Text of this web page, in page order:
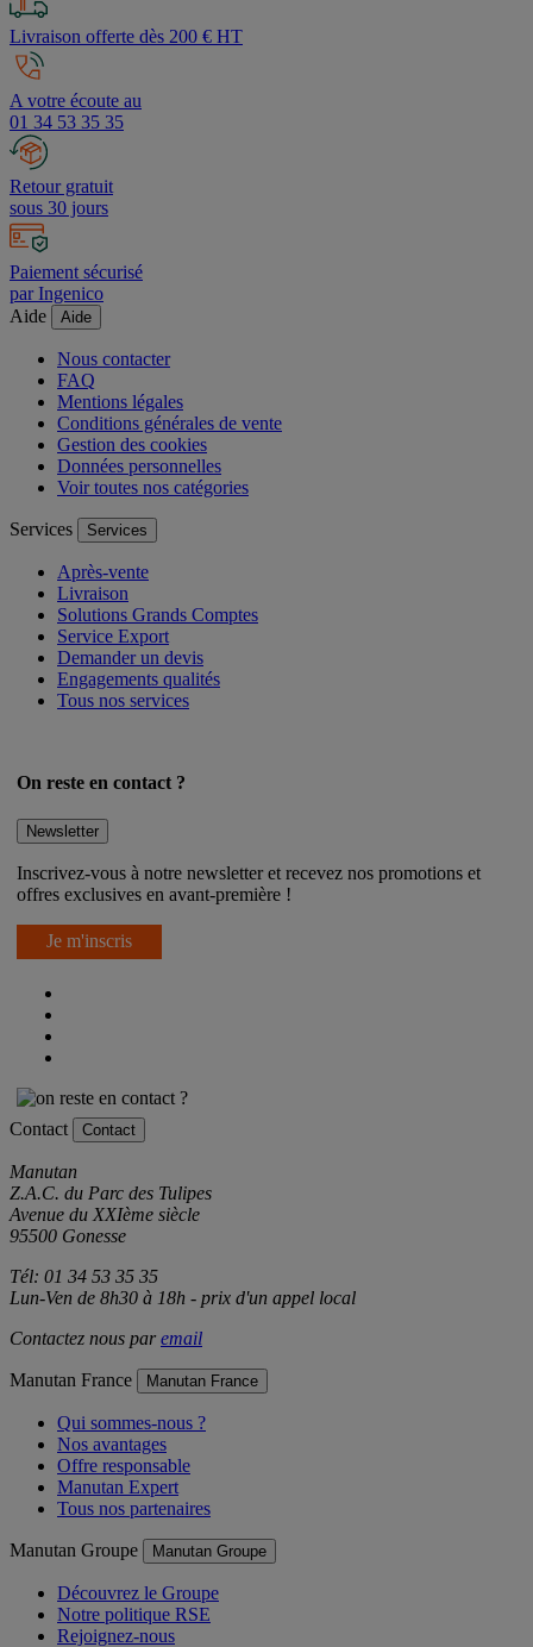
Livraison offerte dès 200 € HT
A votre écoute au
01 34 53 35 35
Retour gratuit
sous 30 jours
Paiement sécurisé
par Ingenico
Aide
Aide
Nous contacter
FAQ
Mentions légales
Conditions générales de vente
Gestion des cookies
Données personnelles
Voir toutes nos catégories
Services Services
Après-vente
Livraison
Solutions Grands Comptes
Service Export
Demander un devis
Engagements qualités
Tous nos services
On reste en contact ?
Newsletter
Inscrivez-vous à notre newsletter et recevez nos promotions et
offres exclusives en avant-première !
Je m'inscris
Contact Contact
Manutan
Z.A.C. du Parc des Tulipes
Avenue du XXIème siècle
95500 Gonesse
Tél: 01 34 53 35 35
Lun-Ven de 8h30 à 18h - prix d'un appel local
Contactez nous paremail
Manutan France Manutan France
Qui sommes-nous ?
Nos avantages
Offre responsable
Manutan Expert
Tous nos partenaires
Manutan Groupe Manutan Groupe
Découvrez le Groupe
Notre politique RSE
Rejoignez-nous